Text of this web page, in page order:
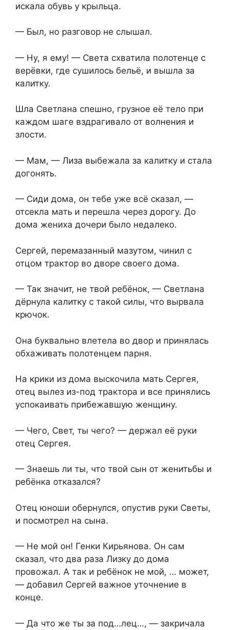
искала обувь у крыльца.
— Был, но разговор не слышал.
— Ну, я ему! — Света схватила полотенце с
верёвки, где сушилось бельё, и вышла за
калитку.
Шла Светлана спешно, грузное её тело при
каждом шаге вздрагивало от волнения и
злости.
— Мам, — Лиза выбежала за калитку и стала
догонять.
— Сиди дома, он тебе уже всё сказал, —
отсекла мать и перешла через дорогу. До
дома жениха дочери было недалеко.
Сергей, перемазанный мазутом, чинил с
отцом трактор во дворе своего дома.
— Так значит, не твой ребёнок, — Светлана
дёрнула калитку с такой силы, что вырвала
крючок.
Она буквально влетела во двор и принялась
обхаживать полотенцем парня.
На крики из дома выскочила мать Сергея,
отец вылез из-под трактора и все принялись
успокаивать прибежавшую женщину.
— Чего, Свет, ты чего? — держал её руки
отец Сергея.
— Знаешь ли ты, что твой сын от женитьбы и
ребёнка отказался?
Отец юноши обернулся, опустив руки Светы,
и посмотрел на сына.
— Не мой он! Генки Кирьянова. Он сам
сказал, что два раза Лизку до дома
провожал. А так и ребёнок не мой, … может,
— добавил Сергей важное уточнение в
конце.
— Да что же ты за под…лец…, — закричала